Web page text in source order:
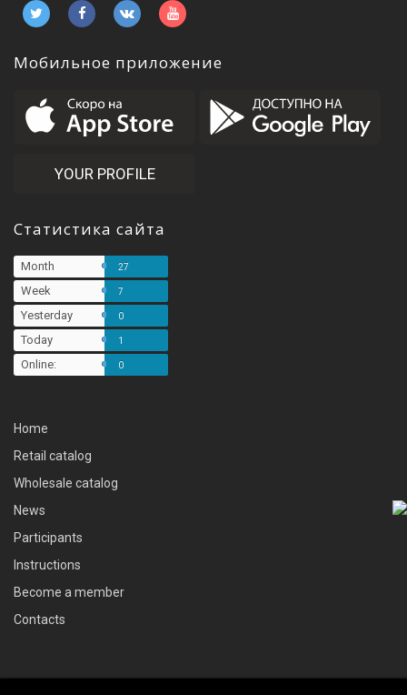
Мобильное приложение
YOUR PROFILE
Статистика сайта
Month 27
Week 7
Yesterday 0
Today 1
Online: 0
Home
Retail catalog
Wholesale catalog
News
Participants
Instructions
Become a member
Contacts